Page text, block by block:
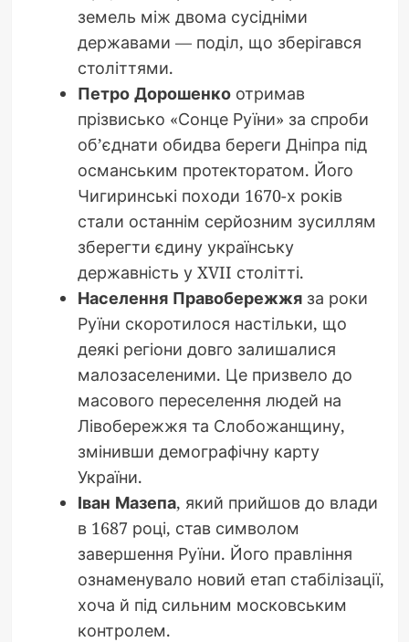
земель між двома сусідніми
державами — поділ, що зберігався
століттями.
Петро Дорошенкоотримав
прізвисько «Сонце Руїни» за спроби
об’єднати обидва береги Дніпра під
османським протекторатом. Його
Чигиринські походи 1670-х років
стали останнім серйозним зусиллям
зберегти єдину українську
державність у XVII столітті.
Населення Правобережжяза роки
Руїни скоротилося настільки, що
деякі регіони довго залишалися
малозаселеними. Це призвело до
масового переселення людей на
Лівобережжя та Слобожанщину,
змінивши демографічну карту
України.
Іван Мазепа, який прийшов до влади
в 1687 році, став символом
завершення Руїни. Його правління
ознаменувало новий етап стабілізації,
хоча й під сильним московським
контролем.